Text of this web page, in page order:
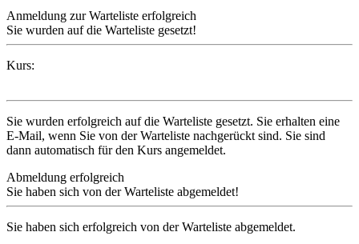
Anmeldung zur Warteliste erfolgreich
Sie wurden auf die Warteliste gesetzt!
Kurs:
Sie wurden erfolgreich auf die Warteliste gesetzt. Sie erhalten eine
E-Mail, wenn Sie von der Warteliste nachgerückt sind. Sie sind
dann automatisch für den Kurs angemeldet.
Abmeldung erfolgreich
Sie haben sich von der Warteliste abgemeldet!
Sie haben sich erfolgreich von der Warteliste abgemeldet.